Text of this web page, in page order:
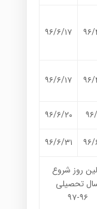
۱۵ ۹۶/۶/۱۷
۱۵ ۹۶/۶/۱۷
۱ ۹۶/۶/۲۰
۲۰ ۹۶/۶/۳۱
روز شروع
تحصیلی
۹۶-۹۷